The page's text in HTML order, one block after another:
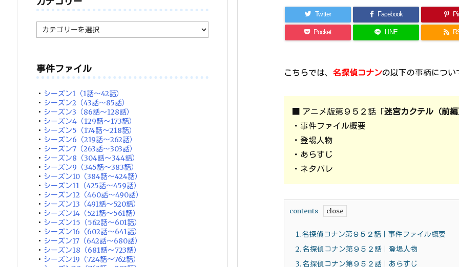
Twitter Facebook
Pocket LINE
こちらでは、 名探偵コナンの以下の事柄につい
■ アニメ版第９５２話「迷宮カクテル（前編
・事件ファイル概要
・登場人物
・あらすじ
・ネタバレ
contents
1.名探偵コナン第９５２話｜事件ファイル概要
2.名探偵コナン第９５２話｜登場人物
3.名探偵コナン第９５２話｜あらすじ
カ
テ
ー
事件ファイル
・ シーズン1（1話～42話）
・ シーズン2（43話～85話）
・ シーズン3（86話～128話）
・ シーズン4（129話～173話）
・ シーズン5（174話～218話）
・ シーズン6（219話～262話）
・ シーズン7（263話～303話）
・ シーズン8（304話～344話）
・ シーズン9（345話～383話）
・ シーズン10（384話～424話）
・ シーズン11（425話～459話）
・ シーズン12（460話～490話）
・ シーズン13（491話～520話）
・ シーズン14（521話～561話）
・ シーズン15（562話～601話）
・ シーズン16（602話～641話）
・ シーズン17（642話～680話）
・ シーズン18（681話～723話）
・ シーズン19（724話～762話）